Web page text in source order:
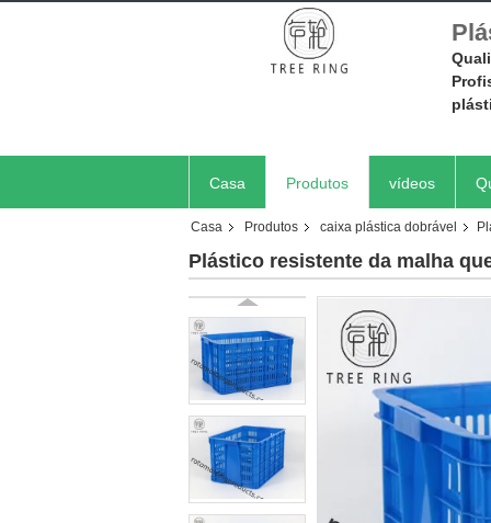
Casa Produtos vídeos
Casa Produtos caixa plástica dobrável
Plástico resistente da malha